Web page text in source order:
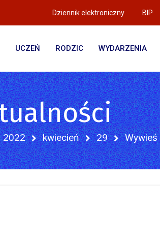
Dziennik elektroniczny BIP
UCZEŃ RODZIC WYDARZENIA
2022 kwiecień 29 Wywieś